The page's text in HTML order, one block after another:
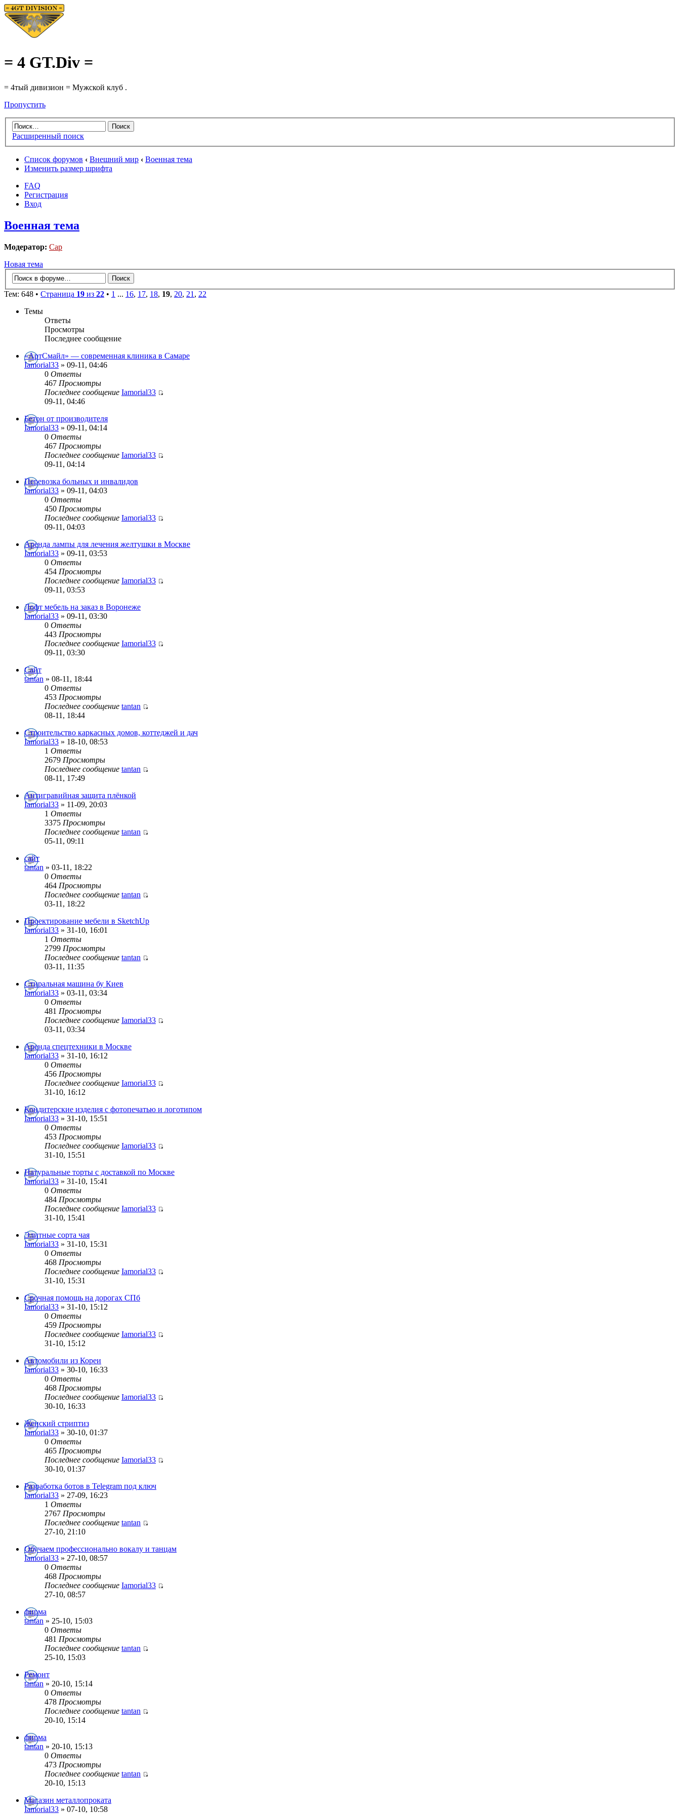
= 4 GT.Div =
= 4тый дивизион = Мужской клуб .
Пропустить
Расширенный поиск
Список форумов ‹ Внешний мир ‹ Военная тема
Изменить размер шрифта
FAQ
Регистрация
Вход
Военная тема
Модератор: Cap
Новая тема
Тем: 648 • Страница 19 из 22 • 1 ... 16, 17, 18, 19, 20, 21 , 22
Темы
Ответы
Просмотры
Последнее сообщение
«АртСмайл» — современная клиника в Самаре
Iamorial33 » 09-11, 04:46
0 Ответы
467 Просмотры
Последнее сообщение Iamorial33
09-11, 04:46
Бетон от производителя
Iamorial33 » 09-11, 04:14
0 Ответы
467 Просмотры
Последнее сообщение Iamorial33
09-11, 04:14
Перевозка больных и инвалидов
Iamorial33 » 09-11, 04:03
0 Ответы
450 Просмотры
Последнее сообщение Iamorial33
09-11, 04:03
Аренда лампы для лечения желтушки в Москве
Iamorial33 » 09-11, 03:53
0 Ответы
454 Просмотры
Последнее сообщение Iamorial33
09-11, 03:53
Лофт мебель на заказ в Воронеже
Iamorial33 » 09-11, 03:30
0 Ответы
443 Просмотры
Последнее сообщение Iamorial33
09-11, 03:30
Сайт
tantan » 08-11, 18:44
0 Ответы
453 Просмотры
Последнее сообщение tantan
08-11, 18:44
Строительство каркасных домов, коттеджей и дач
Iamorial33 » 18-10, 08:53
1 Ответы
2679 Просмотры
Последнее сообщение tantan
08-11, 17:49
Антигравийная защита плёнкой
Iamorial33 » 11-09, 20:03
1 Ответы
3375 Просмотры
Последнее сообщение tantan
05-11, 09:11
сайт
tantan » 03-11, 18:22
0 Ответы
464 Просмотры
Последнее сообщение tantan
03-11, 18:22
Проектирование мебели в SketchUp
Iamorial33 » 31-10, 16:01
1 Ответы
2799 Просмотры
Последнее сообщение tantan
03-11, 11:35
Стиральная машина бу Киев
Iamorial33 » 03-11, 03:34
0 Ответы
481 Просмотры
Последнее сообщение Iamorial33
03-11, 03:34
Аренда спецтехники в Москве
Iamorial33 » 31-10, 16:12
0 Ответы
456 Просмотры
Последнее сообщение Iamorial33
31-10, 16:12
Кондитерские изделия с фотопечатью и логотипом
Iamorial33 » 31-10, 15:51
0 Ответы
453 Просмотры
Последнее сообщение Iamorial33
31-10, 15:51
Натуральные торты с доставкой по Москве
Iamorial33 » 31-10, 15:41
0 Ответы
484 Просмотры
Последнее сообщение Iamorial33
31-10, 15:41
Элитные сорта чая
Iamorial33 » 31-10, 15:31
0 Ответы
468 Просмотры
Последнее сообщение Iamorial33
31-10, 15:31
Срочная помощь на дорогах СПб
Iamorial33 » 31-10, 15:12
0 Ответы
459 Просмотры
Последнее сообщение Iamorial33
31-10, 15:12
Автомобили из Кореи
Iamorial33 » 30-10, 16:33
0 Ответы
468 Просмотры
Последнее сообщение Iamorial33
30-10, 16:33
Женский стриптиз
Iamorial33 » 30-10, 01:37
0 Ответы
465 Просмотры
Последнее сообщение Iamorial33
30-10, 01:37
Разработка ботов в Telegram под ключ
Iamorial33 » 27-09, 16:23
1 Ответы
2767 Просмотры
Последнее сообщение tantan
27-10, 21:10
Обучаем профессионально вокалу и танцам
Iamorial33 » 27-10, 08:57
0 Ответы
468 Просмотры
Последнее сообщение Iamorial33
27-10, 08:57
фирма
tantan » 25-10, 15:03
0 Ответы
481 Просмотры
Последнее сообщение tantan
25-10, 15:03
Ремонт
tantan » 20-10, 15:14
0 Ответы
478 Просмотры
Последнее сообщение tantan
20-10, 15:14
фирма
tantan » 20-10, 15:13
0 Ответы
473 Просмотры
Последнее сообщение tantan
20-10, 15:13
Магазин металлопроката
Iamorial33 » 07-10, 10:58